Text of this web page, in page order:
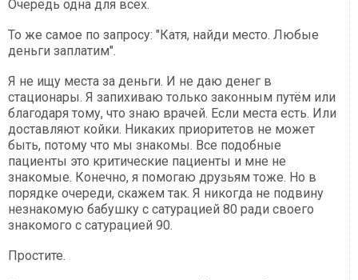
Очередь одна для всех.
То же самое по запросу: "Катя, найди место. Любые
деньги заплатим".
Я не ищу места за деньги. И не даю денег в
стационары. Я запихиваю только законным путём или
благодаря тому, что знаю врачей. Если места есть. Или
доставляют койки. Никаких приоритетов не может
быть, потому что мы знакомы. Все подобные
пациенты это критические пациенты и мне не
знакомые. Конечно, я помогаю друзьям тоже. Но в
порядке очереди, скажем так. Я никогда не подвину
незнакомую бабушку с сатурацией 80 ради своего
знакомого с сатурацией 90.
Простите.